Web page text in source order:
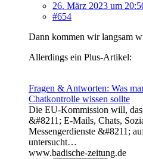
26. März 2023 um
#654
Dann kommen wir langsam
Allerdings ein Plus-Artikel:
Fragen & Antworten: Was
Chatkontrolle wissen sollte
Die EU-Kommission will,
&#8211; E-Mails, Chats,
Messengerdienste &#8211;
untersucht…
www.badische-zeitung.de